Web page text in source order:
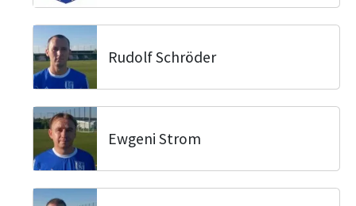
Rudolf Schröder
Ewgeni Strom